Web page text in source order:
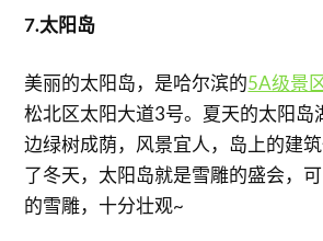
7.太阳岛
美丽的太阳岛，是哈尔滨的5A级景
松北区太阳大道3号。夏天的太阳岛
边绿树成荫，风景宜人，岛上的建
了冬天，太阳岛就是雪雕的盛会，
的雪雕，十分壮观~